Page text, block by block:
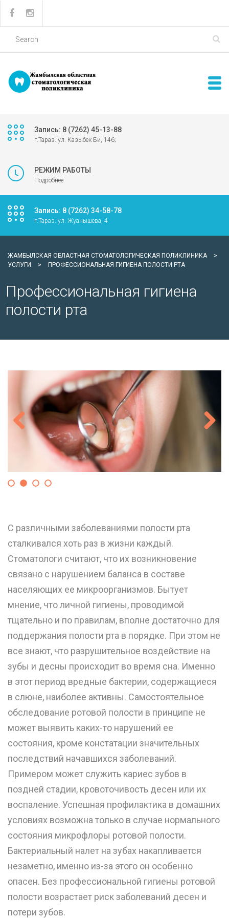
Запись: 8 (7262) 45-13-88
г.Тараз. ул. Казыбек Би, 146;
РЕЖИМ РАБОТЫ
Подробнее
Запись: 8 (7262) 34-58-78
г.Тараз. ул. Жуанышева, 4
ЖАМБЫЛСКАЯ ОБЛАСТНАЯ СТОМАТОЛОГИЧЕСКАЯ ПОЛИКЛИНИКА
>
УСЛУГИ
> ПРОФЕССИОНАЛЬНАЯ ГИГИЕНА ПОЛОСТИ РТА
Профессиональная гигиена
полости рта
Previous
С различными заболеваниями полости рта
сталкивался хоть раз в жизни каждый.
Стоматологи считают, что их возникновение
связано с нарушением баланса в составе
населяющих ее микроорганизмов. Бытует
мнение, что личной гигиены, проводимой
тщательно и по правилам, вполне достаточно для
поддержания полости рта в порядке. При этом не
все знают, что разрушительное воздействие на
зубы и десны происходит во время сна. Именно
в этот период вредные бактерии, содержащиеся
в слюне, наиболее активны. Самостоятельное
обследование ротовой полости в принципе не
может выявить каких-то нарушений ее
состояния, кроме констатации значительных
последствий начавшихся заболеваний.
Примером может служить кариес зубов в
поздней стадии, кровоточивость десен или их
воспаление. Успешная профилактика в домашних
условиях возможна только в случае нормального
состояния микрофлоры ротовой полости.
Бактериальный налет на зубах накапливается
незаметно, именно из-за этого он особенно
опасен. Без профессиональной гигиены ротовой
полости возрастает риск заболеваний десен и
потери зубов.